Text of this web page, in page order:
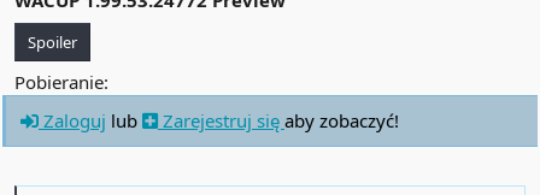
Spoiler
Pobieranie:
Zaloguj lub Zarejestruj się aby zobaczyć!